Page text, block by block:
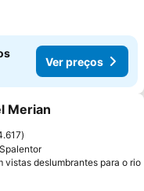
Ver preços
aos favoritos
Merian
vistas deslumbrantes para o rio